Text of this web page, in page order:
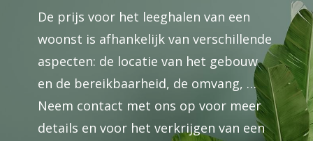
De prijs voor het leeghalen van een
woonst is afhankelijk van verschillende
aspecten: de locatie van het gebouw
en de bereikbaarheid, de omvang, …
Neem contact met ons op voor meer
details en voor het verkrijgen van een